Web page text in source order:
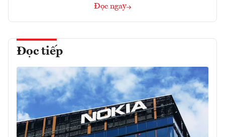
Đọc ngay
Đọc tiếp